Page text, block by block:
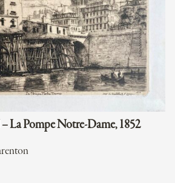
La Pompe Notre-Dame, 1852